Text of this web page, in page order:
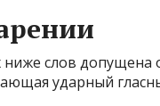
слов допущена
ударный